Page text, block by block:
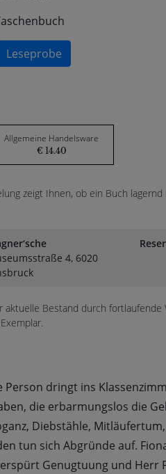
Leseprobe
Allgemeine Handelsware
€ 14.40
zeigt Ihnen, ob ein Buch
4, 6020
aktuelle Bestand durch fortlaufende
Person dringt ins
die erbarmungslos die
Diebstähle,
tun sich Abgründe auf.
Genugtuung und Herr